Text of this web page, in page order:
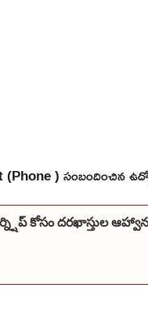
(Phone ) సంబందించిన
కోసం దరఖాస్తుల